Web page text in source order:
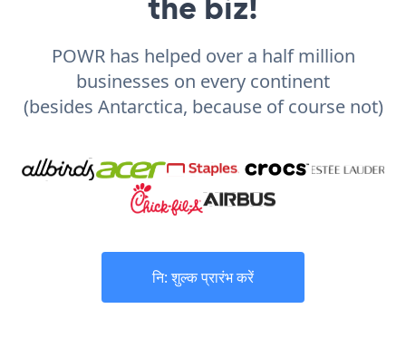
POWR has helped over a half million
businesses on every continent
(besides Antarctica, because of course not)
नि: शुल्क प्रारंभ करें